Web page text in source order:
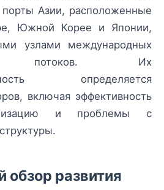
Азии, расположенные
Южной Корее и Японии,
узлами международных
потоков. Их
определяется
включая эффективность
и проблемы с
обзор развития